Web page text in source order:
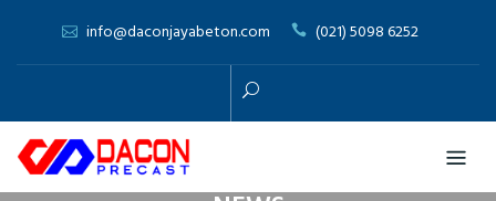
content
info@daconjayabeton.com (021) 5098 6252